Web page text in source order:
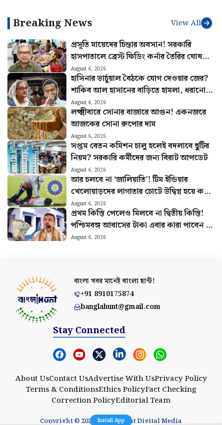
পুজোর মরসুমেই ফের একবার
বাড়বে DA? সরকারি কর্মীদের
জন্য বিরাট আপডেট
পেতেন…’! অন্নপূর্ণা যোজনা নিয়ে
বড় আপডেট দিলেন মন্ত্রী দিলীপ
Breaking News View All
প্রসূতি মায়েদের চিন্তার অবসান! সরকারি
হাসপাতালে ব্রেস্ট ফিডিং কর্নার তৈরির ঘোষণা
স্বাস্থ্যমন্ত্রীর
August 6, 2026
হাসিনার ভার্চুয়াল বৈঠকে যোগ দেওয়ার জের?
শাকিব আল হাসানের বাড়িতে হামলা, ধরানো
হল আগুন
August 6, 2026
লক্ষ্মীবারে সোনার বাজারে আগুন! একনজরে
আজকের সোনা রুপোর দাম
August 6, 2026
সপ্তম বেতন কমিশন চালু হলেই বদলাবে ছুটির
খেলোয়াড়দের লাগাতার চোটে উদ্বিগ্ন হয়ে কড়া
পদক্ষেপ BCCI-র
August 6, 2026
প্রথম কিস্তি পেলেও মিলবে না দ্বিতীয় কিস্তি!
পশ্চিমবঙ্গ আবাসের টাকা এবার কারা পাবেন না
জানুন
August 6, 2026
+91 8910175874
banglahunt@gmail.com
Stay Connected
Install App